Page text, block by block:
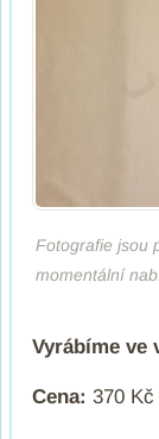
Fotografie jsou
momentální
Vyrábíme ve
Cena: 370 Kč